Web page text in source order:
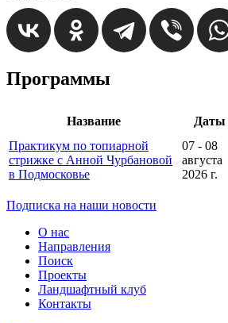
Программы
Название Даты
Практикум по топиарной
стрижке с Анной Чурбановой
в Подмосковье
07 - 08
августа
2026 г.
Подписка на наши новости
О нас
Направления
Поиск
Проекты
Ландшафтный клуб
Контакты